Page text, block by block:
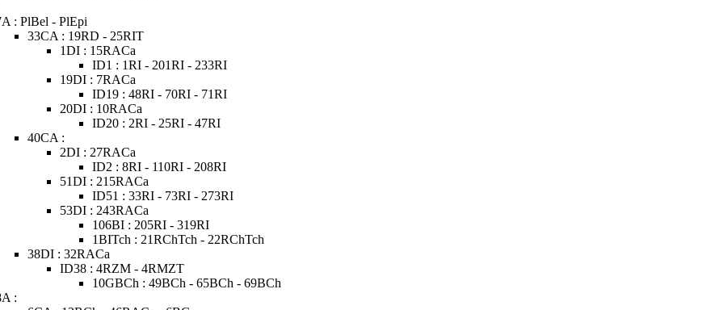
: PlBel - PlEpi
33CA : 19RD - 25RIT
1DI : 15RACa
ID1 : 1RI - 201RI - 233RI
19DI : 7RACa
ID19 : 48RI - 70RI - 71RI
20DI : 10RACa
ID20 : 2RI - 25RI - 47RI
40CA :
2DI : 27RACa
ID2 : 8RI - 110RI - 208RI
51DI : 215RACa
ID51 : 33RI - 73RI - 273RI
53DI : 243RACa
106BI : 205RI - 319RI
1BITch : 21RChTch - 22RChTch
38DI : 32RACa
ID38 : 4RZM - 4RMZT
10GBCh : 49BCh - 65BCh - 69BCh
: